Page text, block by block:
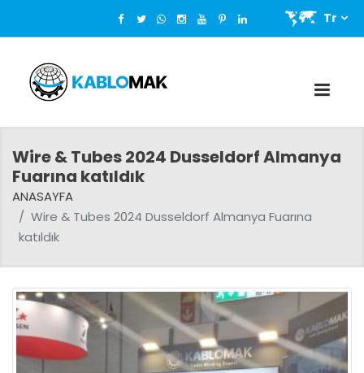
Tr
Wire & Tubes 2024 Dusseldorf Almanya
Fuarına katıldık
ANASAYFA
Wire & Tubes 2024 Dusseldorf Almanya Fuarına
katıldık